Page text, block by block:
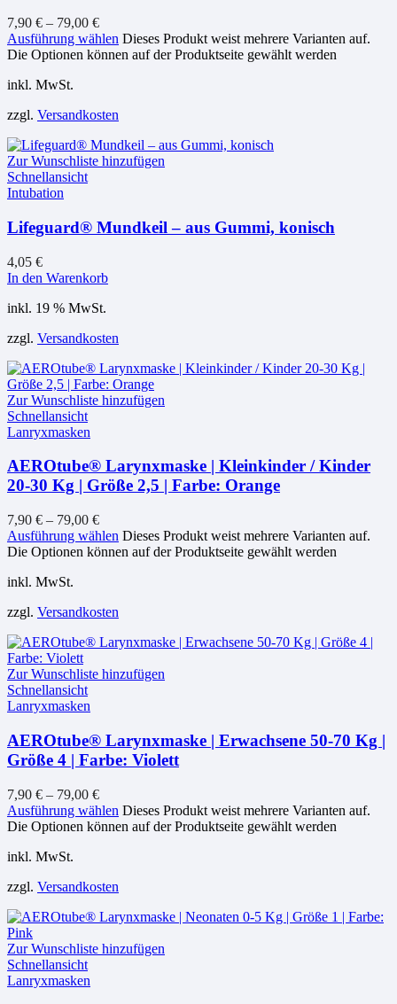
7,90 € – 79,00 €
Ausführung wählen Dieses Produkt weist mehrere Varianten auf.
Die Optionen können auf der Produktseite gewählt werden
inkl. MwSt.
zzgl. Versandkosten
Zur Wunschliste hinzufügen
Schnellansicht
Intubation
Lifeguard® Mundkeil – aus Gummi, konisch
4,05 €
In den Warenkorb
inkl. 19 % MwSt.
zzgl. Versandkosten
Zur Wunschliste hinzufügen
Schnellansicht
Lanryxmasken
AEROtube® Larynxmaske | Kleinkinder / Kinder
20-30 Kg | Größe 2,5 | Farbe: Orange
7,90 € – 79,00 €
Ausführung wählen Dieses Produkt weist mehrere Varianten auf.
Die Optionen können auf der Produktseite gewählt werden
inkl. MwSt.
zzgl. Versandkosten
Zur Wunschliste hinzufügen
Schnellansicht
Lanryxmasken
AEROtube® Larynxmaske | Erwachsene 50-70 Kg |
Größe 4 | Farbe: Violett
7,90 € – 79,00 €
Ausführung wählen Dieses Produkt weist mehrere Varianten auf.
Die Optionen können auf der Produktseite gewählt werden
inkl. MwSt.
zzgl. Versandkosten
Zur Wunschliste hinzufügen
Schnellansicht
Lanryxmasken